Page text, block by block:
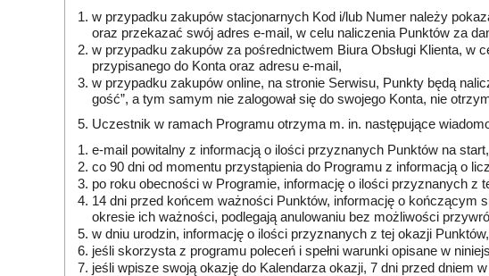
w przypadku zakupów stacjonarnych Kod i/lub Numer należy
oraz przekazać swój adres e-mail, w celu naliczenia Punktów za
w przypadku zakupów za pośrednictwem Biura Obsługi Klienta, w
przypisanego do Konta oraz adresu e-mail,
w przypadku zakupów online, na stronie Serwisu, Punkty będą
gość”, a tym samym nie zalogował się do swojego Konta, nie
Uczestnik w ramach Programu otrzyma m. in. następujące
e-mail powitalny z informacją o ilości przyznanych Punktów na
co 90 dni od momentu przystąpienia do Programu z informacją o
po roku obecności w Programie, informację o ilości przyznanych z
14 dni przed końcem ważności Punktów, informację o
okresie ich ważności, podlegają anulowaniu bez możliwości
w dniu urodzin, informację o ilości przyznanych z tej okazji
jeśli skorzysta z programu poleceń i spełni warunki opisane w
jeśli wpisze swoją okazję do Kalendarza okazji, 7 dni przed dniem